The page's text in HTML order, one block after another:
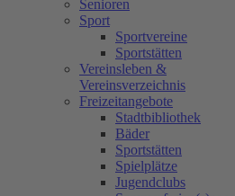
Senioren
Sport
Sportvereine
Sportstätten
Vereinsleben &
Vereinsverzeichnis
Freizeitangebote
Stadtbibliothek
Bäder
Sportstätten
Spielplätze
Jugendclubs